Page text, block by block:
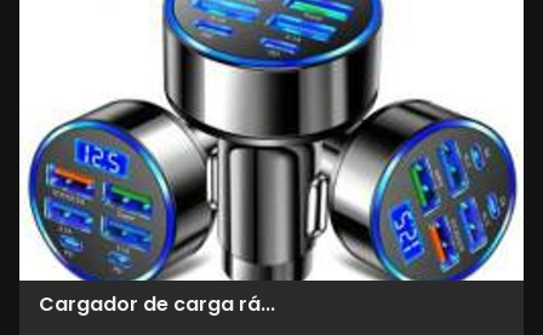
Cargador de carga rá...